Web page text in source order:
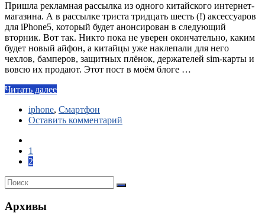
Пришла рекламная рассылка из одного китайского интернет-
магазина. А в рассылке триста тридцать шесть (!) аксессуаров
для iPhone5, который будет анонсирован в следующий
вторник. Вот так. Никто пока не уверен окончательно, каким
будет новый айфон, а китайцы уже наклепали для него
чехлов, бамперов, защитных плёнок, держателей sim-карты и
вовсю их продают. Этот пост в моём блоге …
Читать далее
iphone, Смартфон
Оставить комментарий
1
2
Архивы